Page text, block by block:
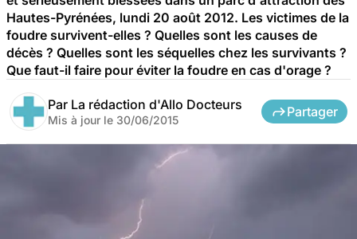
Hautes-Pyrénées, lundi 20 août 2012. Les victimes de la
foudre survivent-elles ? Quelles sont les causes de
décès ? Quelles sont les séquelles chez les survivants ?
Que faut-il faire pour éviter la foudre en cas d'orage ?
Par La rédaction d'Allo Docteurs
Mis à jour le 30/06/2015
Partager